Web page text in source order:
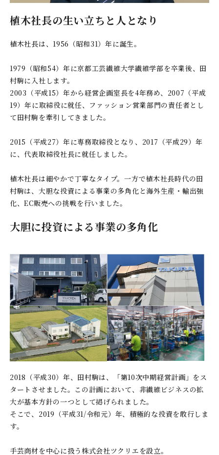
植木社長の生い立ちと人となり
植木社長は、1956（昭和31）年に誕生。
1979（昭和54）年に京都工芸繊維大学繊維学部を卒業後、田
村駒に入社します。
2003（平成15）年から経営企画室長を4年務め、2007（平成
19）年に取締役に就任、ファッション営業部門の責任者とし
て田村駒を牽引してきました。
2015（平成27）年に専務取締役となり、2017（平成29）年
に、代表取締役社長に就任しました。
植木社長は細やかで丁寧なタイプ。一方で植木社長時代の田
村駒は、大胆な投資による事業の多角化と海外生産・輸出強
化、EC販売への挑戦を行いました。
大胆に投資による事業の多角化
2018（平成30）年、田村駒は、「第10次中期経営計画」をス
タートさせました。この計画において、非繊維ビジネスの拡
大が基本方針の一つとして掲げられました。
そこで、2019（平成31/令和元）年、積極的な投資を敢行しま
す。
手芸商材を中心に扱う株式会社ツクリエを設立。